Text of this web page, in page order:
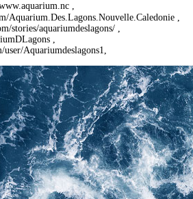
,
Aquarium.Des.Lagons.Nouvelle.Caledonie ,
stories/aquariumdeslagons/ ,
,
Aquariumdeslagons1,